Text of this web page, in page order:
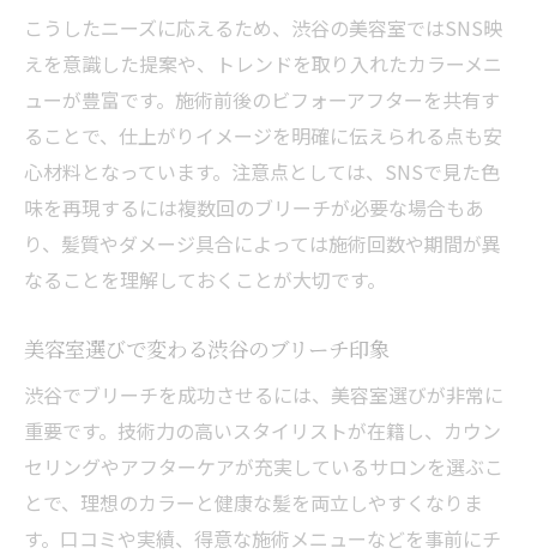
美容室のブリーチで最旬髪型を楽しむ方法
渋谷美容室で注目のデザインブリーチ術
美容室のブリーチでトレンドを先取り
ブリーチが得意な美容室の秘密を解明
ブリーチが自慢の美容室が選ばれる理由
美容室の専門技術で差がつくブリーチ力
美容室ごとのブリーチこだわりポイント紹
美容室の経験豊富なスタッフが支える技術
力
ブリーチ得意な美容室の接客とサポート術
こうしたニーズに応えるため、渋谷の美容室ではSNS映
えを意識した提案や、トレンドを取り入れたカラーメニ
ューが豊富です。施術前後のビフォーアフターを共有す
ることで、仕上がりイメージを明確に伝えられる点も安
心材料となっています。注意点としては、SNSで見た色
味を再現するには複数回のブリーチが必要な場合もあ
り、髪質やダメージ具合によっては施術回数や期間が異
なることを理解しておくことが大切です。
美容室選びで変わる渋谷のブリーチ印象
渋谷でブリーチを成功させるには、美容室選びが非常に
重要です。技術力の高いスタイリストが在籍し、カウン
セリングやアフターケアが充実しているサロンを選ぶこ
とで、理想のカラーと健康な髪を両立しやすくなりま
す。口コミや実績、得意な施術メニューなどを事前にチ